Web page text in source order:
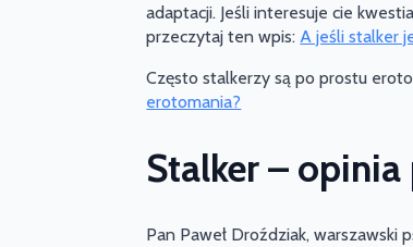
adaptacji. Jeśli interesuje cie
przeczytaj ten wpis: A jeśli stalker
Często stalkerzy są po prostu
erotomania?
Stalker –
Pan Paweł Droździak, warszawski